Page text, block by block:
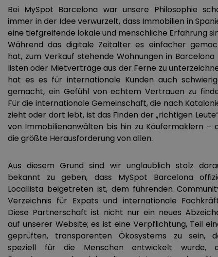
Bei MySpot Barcelona war unsere Philosophie
immer in der Idee verwurzelt, dass Immobilien in
eine tiefgreifende lokale und menschliche Erfahrung
Während das digitale Zeitalter es einfacher
hat, zum Verkauf stehende Wohnungen in Barcelona
listen oder Mietverträge aus der Ferne zu
hat es es für internationale Kunden auch
gemacht, ein Gefühl von echtem Vertrauen zu
Für die internationale Gemeinschaft, die nach
zieht oder dort lebt, ist das Finden der „richtigen
von Immobilienanwälten bis hin zu Käufermaklern –
die größte Herausforderung von allen.
Aus diesem Grund sind wir unglaublich stolz
bekannt zu geben, dass MySpot Barcelona
Locallista beigetreten ist, dem führenden
Verzeichnis für Expats und internationale
Diese Partnerschaft ist nicht nur ein neues
auf unserer Website; es ist eine Verpflichtung, Teil
geprüften, transparenten Ökosystems zu sein,
speziell für die Menschen entwickelt wurde,